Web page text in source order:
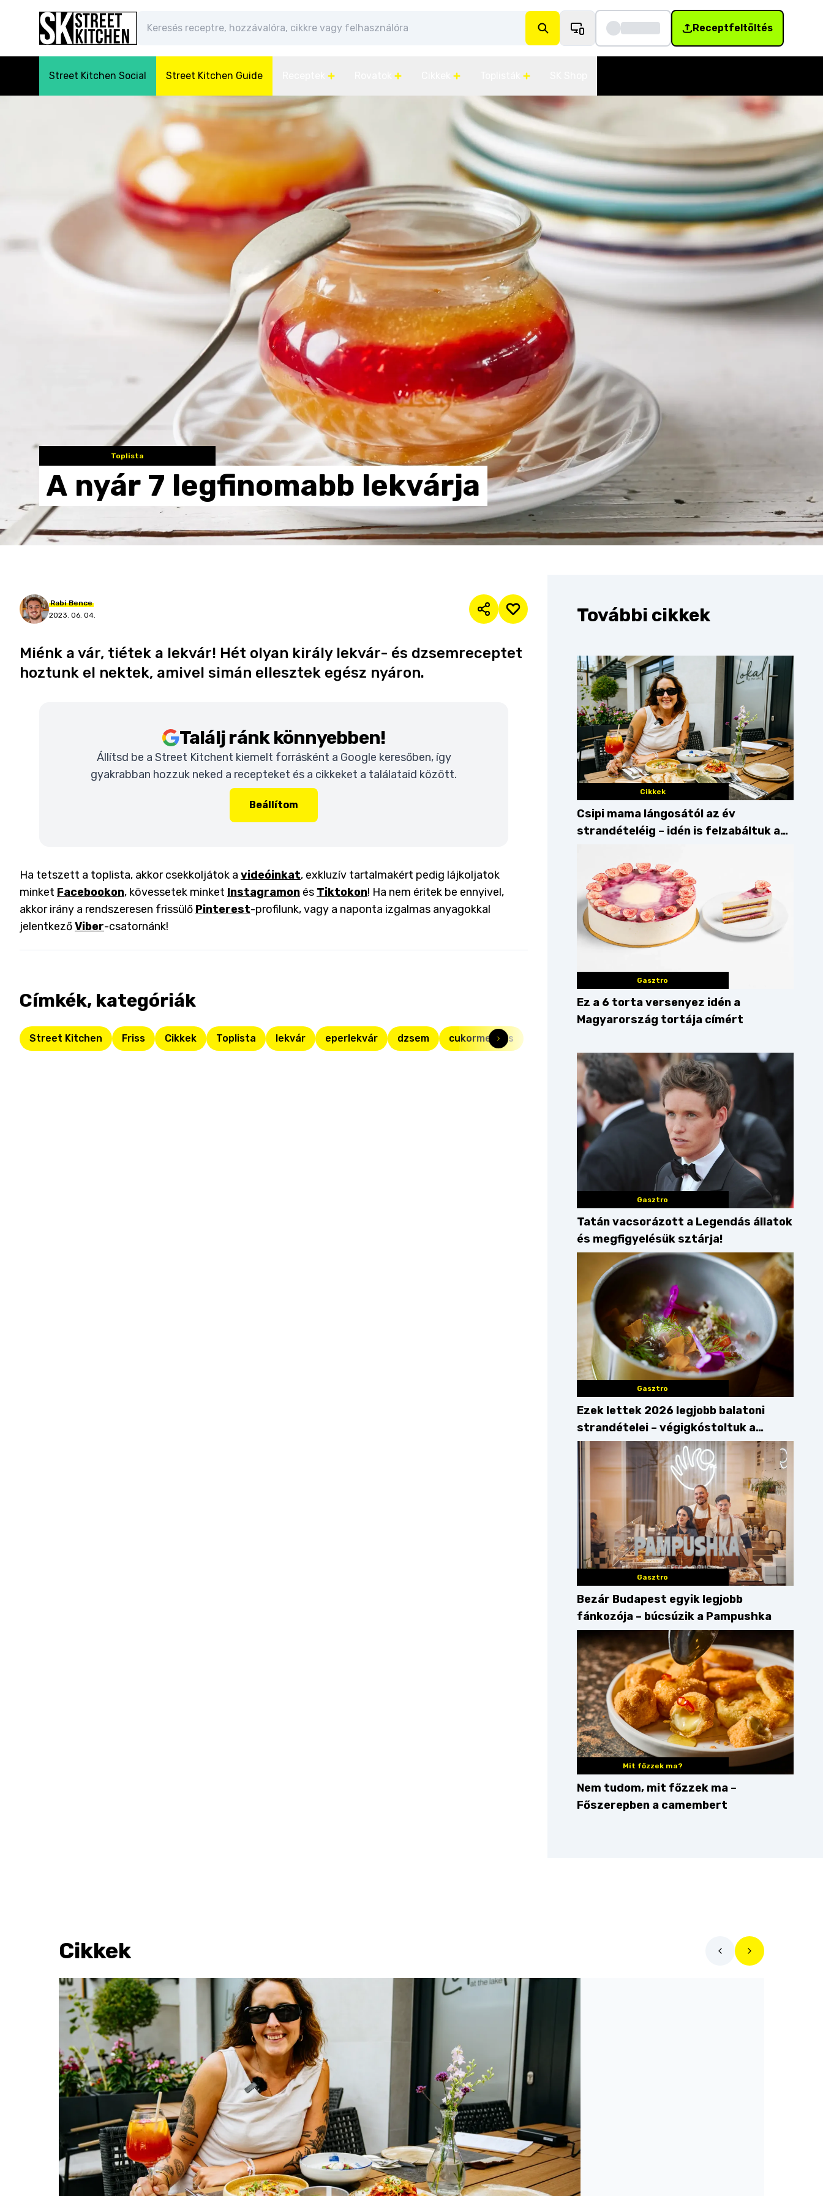
Receptfeltöltés
Street Kitchen Social Street Kitchen Guide
Toplista
A nyár 7 legfinomabb lekvárja
Rabi Bence
2023. 06. 04.
Miénk a vár, tiétek a lekvár! Hét olyan király lekvár- és dzsemreceptet
hoztunk el nektek, amivel simán ellesztek egész nyáron.
Találj ránk könnyebben!
Állítsd be a Street Kitchent kiemelt forrásként a Google keresőben, így
gyakrabban hozzuk neked a recepteket és a cikkeket a találataid között.
Beállítom
Ha tetszett a toplista, akkor csekkoljátok a videóinkat, exkluzív tartalmakért pedig lájkoljatok
minket Facebookon, kövessetek minket Instagramon és Tiktokon! Ha nem éritek be ennyivel,
akkor irány a rendszeresen frissülő Pinterest-profilunk, vagy a naponta izgalmas anyagokkal
jelentkezőViber-csatornánk!
Címkék, kategóriák
Street Kitchen Friss Cikkek Toplista lekvár eperlekvár dzsem cukormentes
További cikkek
Cikkek
Csipi mama lángosától az év
strandételéig – idén is felzabáltuk a
Gasztro
Ez a 6 torta versenyez idén a
Magyarország tortája címért
Gasztro
Tatán vacsorázott a Legendás állatok
és megfigyelésük sztárja!
Gasztro
Ezek lettek 2026 legjobb balatoni
strandételei – végigkóstoltuk a
győzteseket
Gasztro
Bezár Budapest egyik legjobb
fánkozója – búcsúzik a Pampushka
Mit főzzek ma?
Nem tudom, mit főzzek ma –
Főszerepben a camembert
Cikkek